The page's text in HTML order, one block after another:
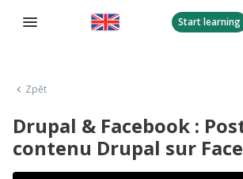
Start learning
Zpět
Drupal & Facebook :
contenu Drupal sur